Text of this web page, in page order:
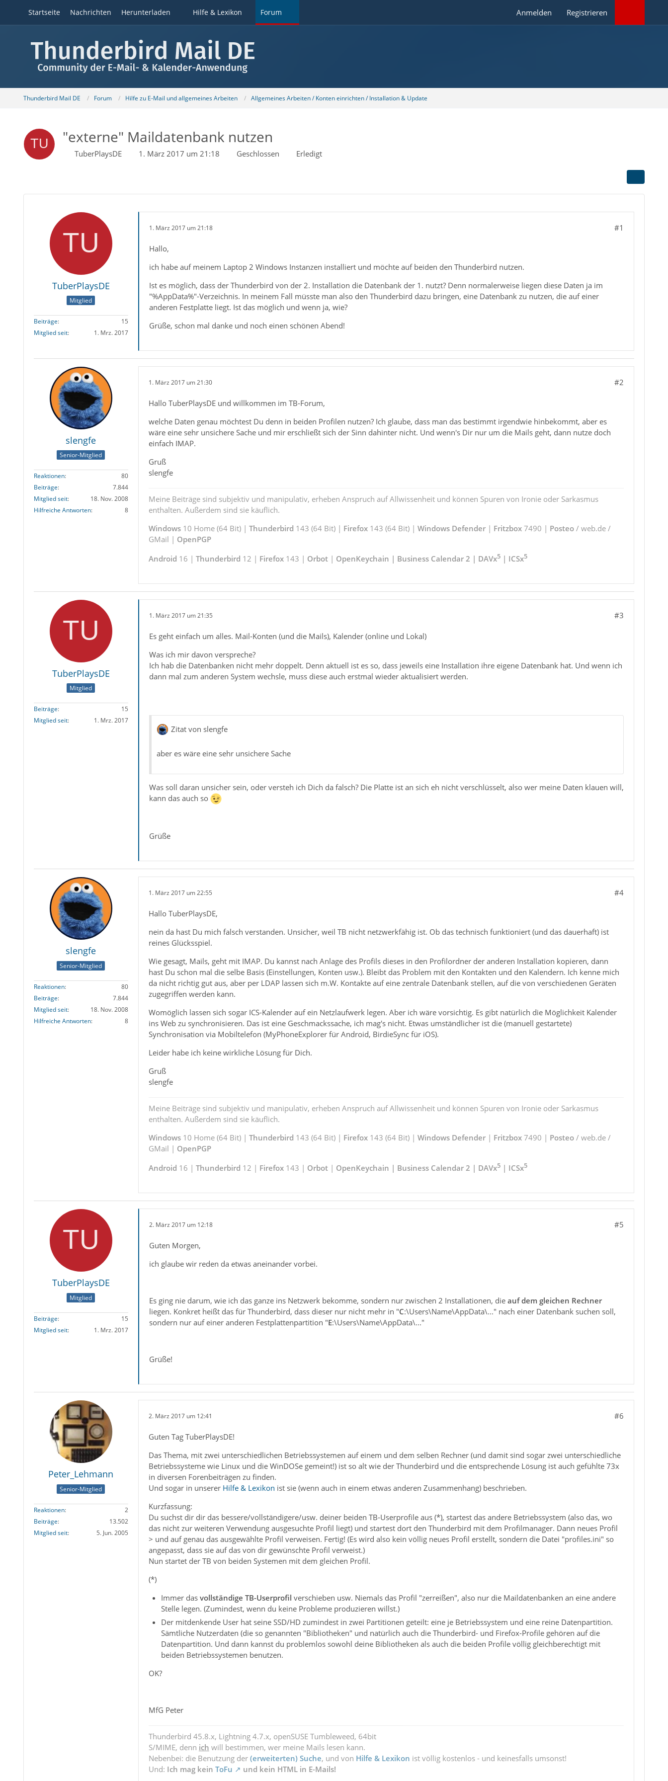
Startseite Nachrichten Herunterladen Hilfe & Lexikon Forum Anmelden Registrieren
Thunderbird Mail DE Forum Hilfe zu E-Mail und allgemeines Arbeiten Allgemeines Arbeiten / Konten einrichten / Installation & Update
"externe" Maildatenbank nutzen
TuberPlaysDE 1. März 2017 um 21:18 Geschlossen Erledigt
TuberPlaysDE
Mitglied
Beiträge
15
Mitglied seit
1. Mrz. 2017
1. März 2017 um 21:18 #1
Hallo,
ich habe auf meinem Laptop 2 Windows Instanzen installiert und möchte auf beiden den Thunderbird nutzen.
Ist es möglich, dass der Thunderbird von der 2. Installation die Datenbank der 1. nutzt? Denn normalerweise liegen diese Daten ja im
"%AppData%"-Verzeichnis. In meinem Fall müsste man also den Thunderbird dazu bringen, eine Datenbank zu nutzen, die auf einer
anderen Festplatte liegt. Ist das möglich und wenn ja, wie?
Grüße, schon mal danke und noch einen schönen Abend!
slengfe
Senior-Mitglied
Reaktionen
80
Beiträge
7.844
Mitglied seit
18. Nov. 2008
Hilfreiche Antworten
8
1. März 2017 um 21:30 #2
Hallo TuberPlaysDE und willkommen im TB-Forum,
welche Daten genau möchtest Du denn in beiden Profilen nutzen? Ich glaube, dass man das bestimmt irgendwie hinbekommt, aber es
wäre eine sehr unsichere Sache und mir erschließt sich der Sinn dahinter nicht. Und wenn's Dir nur um die Mails geht, dann nutze doch
einfach IMAP.
Gruß
slengfe
Meine Beiträge sind subjektiv und manipulativ, erheben Anspruch auf Allwissenheit und können Spuren von Ironie oder Sarkasmus
enthalten. Außerdem sind sie käuflich.
Windows10 Home (64 Bit) | Thunderbird 143 (64 Bit) | Firefox143 (64 Bit) | Windows Defender| Fritzbox7490 | Posteo/ web.de /
GMail | OpenPGP
Android 16 | Thunderbird 12 | Firefox143 | Orbot| OpenKeychain | Business Calendar 2 | DAVx5| ICSx5
TuberPlaysDE
Mitglied
Beiträge
15
Mitglied seit
1. Mrz. 2017
1. März 2017 um 21:35 #3
Es geht einfach um alles. Mail-Konten (und die Mails), Kalender (online und Lokal)
Was ich mir davon verspreche?
Ich hab die Datenbanken nicht mehr doppelt. Denn aktuell ist es so, dass jeweils eine Installation ihre eigene Datenbank hat. Und wenn ich
dann mal zum anderen System wechsle, muss diese auch erstmal wieder aktualisiert werden.
Zitat von slengfe
aber es wäre eine sehr unsichere Sache
Was soll daran unsicher sein, oder versteh ich Dich da falsch? Die Platte ist an sich eh nicht verschlüsselt, also wer meine Daten klauen will,
kann das auch so
Grüße
slengfe
Senior-Mitglied
Reaktionen
80
Beiträge
7.844
Mitglied seit
18. Nov. 2008
Hilfreiche Antworten
8
1. März 2017 um 22:55 #4
Hallo TuberPlaysDE,
nein da hast Du mich falsch verstanden. Unsicher, weil TB nicht netzwerkfähig ist. Ob das technisch funktioniert (und das dauerhaft) ist
reines Glücksspiel.
Wie gesagt, Mails, geht mit IMAP. Du kannst nach Anlage des Profils dieses in den Profilordner der anderen Installation kopieren, dann
hast Du schon mal die selbe Basis (Einstellungen, Konten usw.). Bleibt das Problem mit den Kontakten und den Kalendern. Ich kenne mich
da nicht richtig gut aus, aber per LDAP lassen sich m.W. Kontakte auf eine zentrale Datenbank stellen, auf die von verschiedenen Geräten
zugegriffen werden kann.
Womöglich lassen sich sogar ICS-Kalender auf ein Netzlaufwerk legen. Aber ich wäre vorsichtig. Es gibt natürlich die Möglichkeit Kalender
ins Web zu synchronisieren. Das ist eine Geschmackssache, ich mag's nicht. Etwas umständlicher ist die (manuell gestartete)
Synchronisation via Mobiltelefon (MyPhoneExplorer für Android, BirdieSync für iOS).
Leider habe ich keine wirkliche Lösung für Dich.
Gruß
slengfe
Meine Beiträge sind subjektiv und manipulativ, erheben Anspruch auf Allwissenheit und können Spuren von Ironie oder Sarkasmus
enthalten. Außerdem sind sie käuflich.
Windows10 Home (64 Bit) | Thunderbird 143 (64 Bit) | Firefox143 (64 Bit) | Windows Defender| Fritzbox7490 | Posteo/ web.de /
GMail | OpenPGP
Android 16 | Thunderbird 12 | Firefox143 | Orbot| OpenKeychain | Business Calendar 2 | DAVx5| ICSx5
TuberPlaysDE
Mitglied
Beiträge
15
Mitglied seit
1. Mrz. 2017
2. März 2017 um 12:18 #5
Guten Morgen,
ich glaube wir reden da etwas aneinander vorbei.
Es ging nie darum, wie ich das ganze ins Netzwerk bekomme, sondern nur zwischen 2 Installationen, die auf dem gleichen Rechner
liegen. Konkret heißt das für Thunderbird, dass dieser nur nicht mehr in "C:\Users\Name\AppData\..." nach einer Datenbank suchen soll,
sondern nur auf einer anderen Festplattenpartition "E:\Users\Name\AppData\..."
Grüße!
Peter_Lehmann
Senior-Mitglied
Reaktionen
2
Beiträge
13.502
Mitglied seit
5. Jun. 2005
2. März 2017 um 12:41 #6
Guten Tag TuberPlaysDE!
Das Thema, mit zwei unterschiedlichen Betriebssystemen auf einem und dem selben Rechner (und damit sind sogar zwei unterschiedliche
Betriebssysteme wie Linux und die WinDOSe gemeint!) ist so alt wie der Thunderbird und die entsprechende Lösung ist auch gefühlte 73x
in diversen Forenbeiträgen zu finden.
Und sogar in unserer Hilfe & Lexikon ist sie (wenn auch in einem etwas anderen Zusammenhang) beschrieben.
Kurzfassung:
Du suchst dir dir das bessere/vollständigere/usw. deiner beiden TB-Userprofile aus (*), startest das andere Betriebssystem (also das, wo
das nicht zur weiteren Verwendung ausgesuchte Profil liegt) und startest dort den Thunderbird mit dem Profilmanager. Dann neues Profil
> und auf genau das ausgewählte Profil verweisen. Fertig! (Es wird also kein völlig neues Profil erstellt, sondern die Datei "profiles.ini" so
angepasst, dass sie auf das von dir gewünschte Profil verweist.)
Nun startet der TB von beiden Systemen mit dem gleichen Profil.
(*)
Immer das vollständige TB-Userprofil verschieben usw. Niemals das Profil "zerreißen", also nur die Maildatenbanken an eine andere
Stelle legen. (Zumindest, wenn du keine Probleme produzieren willst.)
Der mitdenkende User hat seine SSD/HD zumindest in zwei Partitionen geteilt: eine je Betriebssystem und eine reine Datenpartition.
Sämtliche Nutzerdaten (die so genannten "Bibliotheken" und natürlich auch die Thunderbird- und Firefox-Profile gehören auf die
Datenpartition. Und dann kannst du problemlos sowohl deine Bibliotheken als auch die beiden Profile völlig gleichberechtigt mit
beiden Betriebssystemen benutzen.
OK?
MfG Peter
Thunderbird 45.8.x, Lightning 4.7.x, openSUSE Tumbleweed, 64bit
S/MIME, denn ich will bestimmen, wer meine Mails lesen kann.
Nebenbei: die Benutzung der (erweiterten) Suche, und von Hilfe & Lexikon ist völlig kostenlos - und keinesfalls umsonst!
Und: Ich mag kein ToFu und kein HTML in E-Mails!